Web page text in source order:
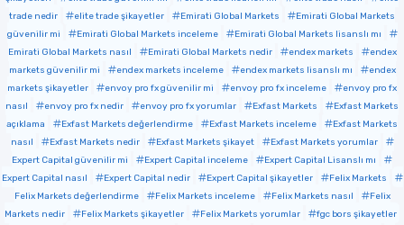
trade nedir
elite trade şikayetler Emirati Global Markets
Emirati Global Markets
güvenilir mi
Emirati Global Markets inceleme
Emirati Global Markets lisanslı mı
Emirati Global Markets nasıl
Emirati Global Markets nedir endex markets
endex
markets güvenilir mi
endex markets inceleme endex markets lisanslı mı
endex
markets şikayetler
envoy pro fx güvenilir mi envoy pro fx inceleme
envoy pro fx
nasıl
envoy pro fx nedir envoy pro fx yorumlar Exfast Markets
Exfast Markets
açıklama
Exfast Markets değerlendirme Exfast Markets inceleme
Exfast Markets
nasıl
Exfast Markets nedir Exfast Markets şikayet
Exfast Markets yorumlar
Expert Capital güvenilir mi
Expert Capital inceleme
Expert Capital Lisanslı mı
Expert Capital nasıl
Expert Capital nedir Expert Capital şikayetler
Felix Markets
Felix Markets değerlendirme
Felix Markets inceleme Felix Markets nasıl
Felix
Markets nedir
Felix Markets şikayetler Felix Markets yorumlar
fgc bors şikayetler